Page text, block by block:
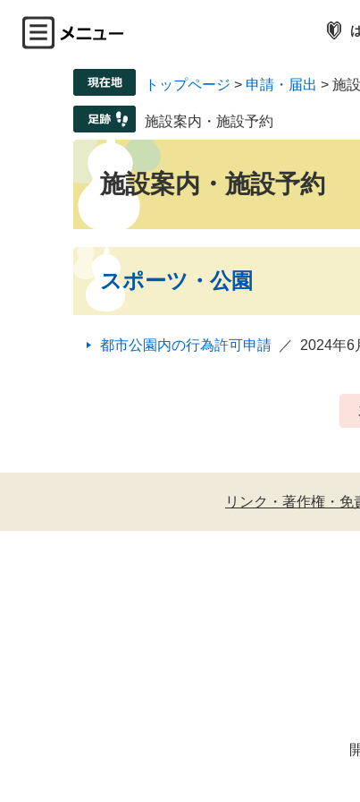
トップページ > 申請・届出 > 施
施設案内・施設予約
施設案内・施設予約
スポーツ・公園
都市公園内の行為許可申請 2024年6
リンク・著作権・免